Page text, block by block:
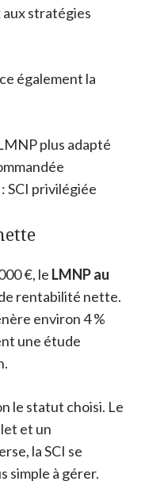
aux stratégies
également la
plus adapté
SCI privilégiée
€, le LMNP au
rentabilité nette.
environ 4 %
une étude
le statut choisi. Le
et un
la SCI se
simple à gérer.